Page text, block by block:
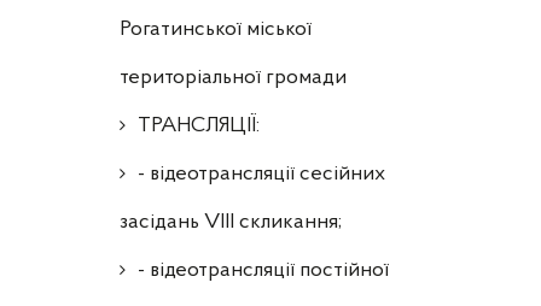
Рогатинської міської
територіальної громади
ТРАНСЛЯЦІЇ:
- відеотрансляції сесійних
засідань VIII скликання;
- відеотрансляції постійної